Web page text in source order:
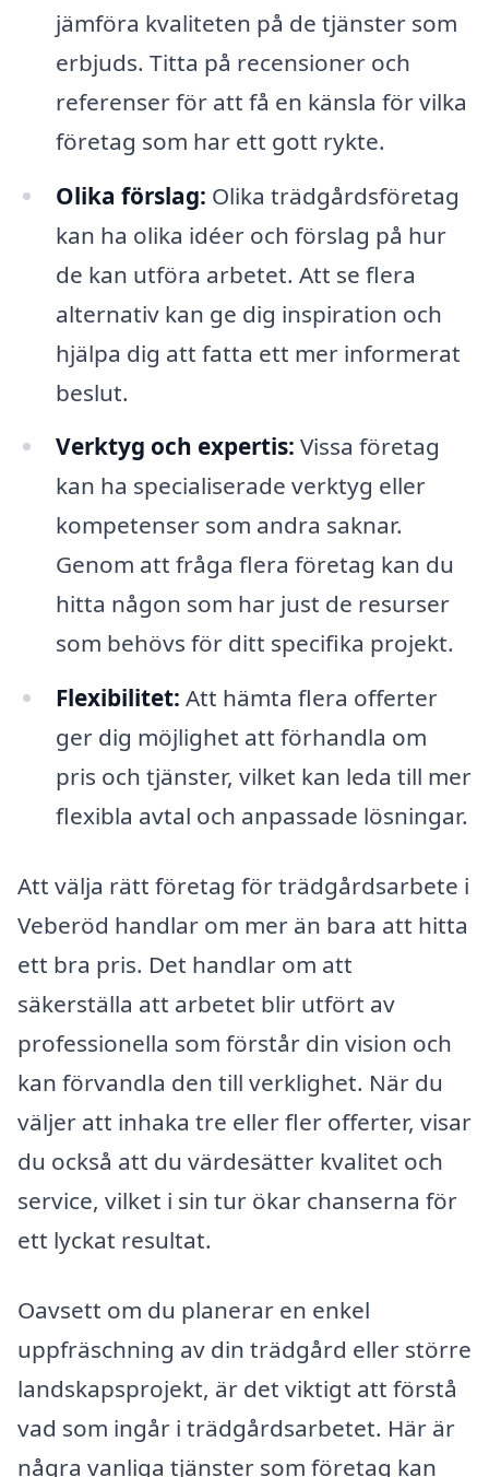
jämföra kvaliteten på de tjänster som
erbjuds. Titta på recensioner och
referenser för att få en känsla för vilka
företag som har ett gott rykte.
Olika förslag: Olika trädgårdsföretag
kan ha olika idéer och förslag på hur
de kan utföra arbetet. Att se flera
alternativ kan ge dig inspiration och
hjälpa dig att fatta ett mer informerat
beslut.
Verktyg och expertis: Vissa företag
kan ha specialiserade verktyg eller
kompetenser som andra saknar.
Genom att fråga flera företag kan du
hitta någon som har just de resurser
som behövs för ditt specifika projekt.
Flexibilitet: Att hämta flera offerter
ger dig möjlighet att förhandla om
pris och tjänster, vilket kan leda till mer
flexibla avtal och anpassade lösningar.
Att välja rätt företag för trädgårdsarbete i
Veberöd handlar om mer än bara att hitta
ett bra pris. Det handlar om att
säkerställa att arbetet blir utfört av
professionella som förstår din vision och
kan förvandla den till verklighet. När du
väljer att inhaka tre eller fler offerter, visar
du också att du värdesätter kvalitet och
service, vilket i sin tur ökar chanserna för
ett lyckat resultat.
Oavsett om du planerar en enkel
uppfräschning av din trädgård eller större
landskapsprojekt, är det viktigt att förstå
vad som ingår i trädgårdsarbetet. Här är
några vanliga tjänster som företag kan